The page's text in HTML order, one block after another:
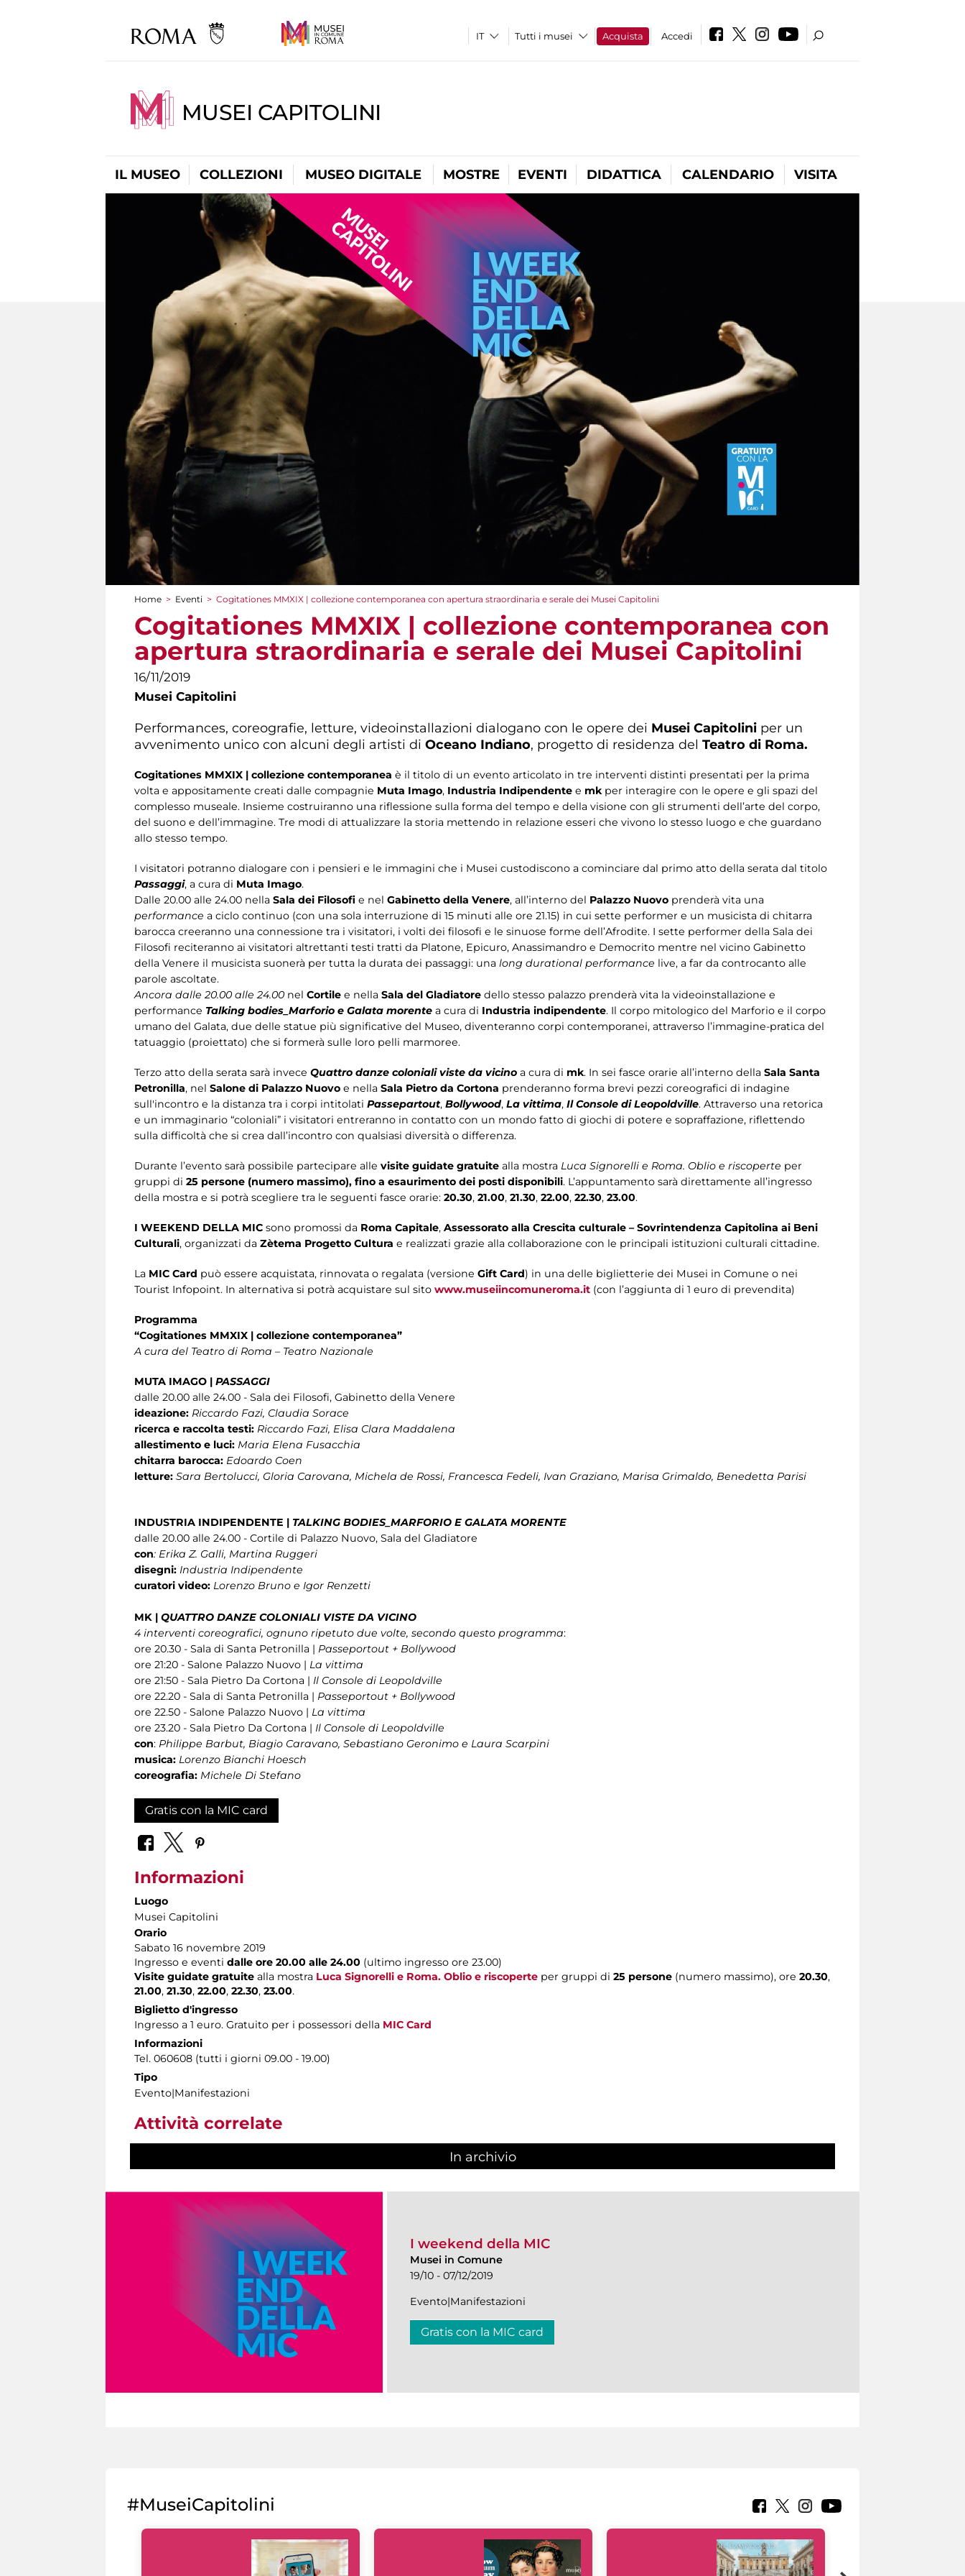
Tutti i musei Acquista Accedi
MUSEI CAPITOLINI
IL MUSEO COLLEZIONI MUSEO DIGITALE MOSTRE EVENTI DIDATTICA CALENDARIO VISITA
Tu sei qui
Home > Eventi > Cogitationes MMXIX | collezione contemporanea con apertura straordinaria e serale dei Musei Capitolini
Cogitationes MMXIX | collezione contemporanea con
apertura straordinaria e serale dei Musei Capitolini
16/11/2019
Musei Capitolini
Performances, coreografie, letture, videoinstallazioni dialogano con le opere dei Musei Capitolini per un
avvenimento unico con alcuni degli artisti di Oceano Indiano, progetto di residenza del Teatro di Roma.
Cogitationes MMXIX | collezione contemporanea è il titolo di un evento articolato in tre interventi distinti presentati per la prima
volta e appositamente creati dalle compagnie Muta Imago, Industria Indipendente e mkper interagire con le opere e gli spazi del
complesso museale. Insieme costruiranno una riflessione sulla forma del tempo e della visione con gli strumenti dell’arte del corpo,
del suono e dell’immagine. Tre modi di attualizzare la storia mettendo in relazione esseri che vivono lo stesso luogo e che guardano
allo stesso tempo.
I visitatori potranno dialogare con i pensieri e le immagini che i Musei custodiscono a cominciare dal primo atto della serata dal titolo
Passaggi, a cura di Muta Imago.
Dalle 20.00 alle 24.00 nella Sala dei Filosofi e nel Gabinetto della Venere, all’interno del Palazzo Nuovo prenderà vita una
performance a ciclo continuo (con una sola interruzione di 15 minuti alle ore 21.15) in cui sette performer e un musicista di chitarra
barocca creeranno una connessione tra i visitatori, i volti dei filosofi e le sinuose forme dell’Afrodite. I sette performer della Sala dei
Filosofi reciteranno ai visitatori altrettanti testi tratti da Platone, Epicuro, Anassimandro e Democrito mentre nel vicino Gabinetto
della Venere il musicista suonerà per tutta la durata dei passaggi: una long durational performance live, a far da controcanto alle
parole ascoltate.
Ancora dalle 20.00 alle 24.00 nel Cortile e nella Sala del Gladiatore dello stesso palazzo prenderà vita la videoinstallazione e
performance Talking bodies_Marforio e Galata morente a cura di Industria indipendente. Il corpo mitologico del Marforio e il corpo
umano del Galata, due delle statue più significative del Museo, diventeranno corpi contemporanei, attraverso l’immagine-pratica del
tatuaggio (proiettato) che si formerà sulle loro pelli marmoree.
Terzo atto della serata sarà invece Quattro danze coloniali viste da vicino a cura di mk. In sei fasce orarie all’interno della Sala Santa
Petronilla, nel Salone di Palazzo Nuovo e nella Sala Pietro da Cortona prenderanno forma brevi pezzi coreografici di indagine
sull'incontro e la distanza tra i corpi intitolati Passepartout, Bollywood, La vittima, Il Console di Leopoldville. Attraverso una retorica
e un immaginario “coloniali” i visitatori entreranno in contatto con un mondo fatto di giochi di potere e sopraffazione, riflettendo
sulla difficoltà che si crea dall’incontro con qualsiasi diversità o differenza.
Durante l’evento sarà possibile partecipare alle visite guidate gratuite alla mostra Luca Signorelli e Roma. Oblio e riscoperte per
gruppi di 25 persone (numero massimo), fino a esaurimento dei posti disponibili. L’appuntamento sarà direttamente all’ingresso
della mostra e si potrà scegliere tra le seguenti fasce orarie: 20.30, 21.00, 21.30, 22.00, 22.30, 23.00.
I WEEKEND DELLA MIC sono promossi da Roma Capitale, Assessorato alla Crescita culturale – Sovrintendenza Capitolina ai Beni
Culturali, organizzati da Zètema Progetto Cultura e realizzati grazie alla collaborazione con le principali istituzioni culturali cittadine.
La MIC Card può essere acquistata, rinnovata o regalata (versione Gift Card) in una delle biglietterie dei Musei in Comune o nei
Tourist Infopoint. In alternativa si potrà acquistare sul sito www.museiincomuneroma.it (con l’aggiunta di 1 euro di prevendita)
Programma
“Cogitationes MMXIX | collezione contemporanea”
A cura del Teatro di Roma – Teatro Nazionale
MUTA IMAGO | PASSAGGI
dalle 20.00 alle 24.00 - Sala dei Filosofi, Gabinetto della Venere
ideazione: Riccardo Fazi, Claudia Sorace
ricerca e raccolta testi: Riccardo Fazi, Elisa Clara Maddalena
allestimento e luci: Maria Elena Fusacchia
chitarra barocca: Edoardo Coen
letture: Sara Bertolucci, Gloria Carovana, Michela de Rossi, Francesca Fedeli, Ivan Graziano, Marisa Grimaldo, Benedetta Parisi
INDUSTRIA INDIPENDENTE | TALKING BODIES_MARFORIO E GALATA MORENTE
dalle 20.00 alle 24.00 - Cortile di Palazzo Nuovo, Sala del Gladiatore
con: Erika Z. Galli, Martina Ruggeri
disegni: Industria Indipendente
curatori video: Lorenzo Bruno e Igor Renzetti
MK | QUATTRO DANZE COLONIALI VISTE DA VICINO
4 interventi coreografici, ognuno ripetuto due volte, secondo questo programma:
ore 20.30 - Sala di Santa Petronilla | Passeportout + Bollywood
ore 21:20 - Salone Palazzo Nuovo | La vittima
ore 21:50 - Sala Pietro Da Cortona | Il Console di Leopoldville
ore 22.20 - Sala di Santa Petronilla | Passeportout + Bollywood
ore 22.50 - Salone Palazzo Nuovo | La vittima
ore 23.20 - Sala Pietro Da Cortona | Il Console di Leopoldville
con: Philippe Barbut, Biagio Caravano, Sebastiano Geronimo e Laura Scarpini
musica: Lorenzo Bianchi Hoesch
coreografia: Michele Di Stefano
Gratis con la MIC card
Informazioni
Luogo
Musei Capitolini
Orario
Sabato 16 novembre 2019
Ingresso e eventi dalle ore 20.00 alle 24.00 (ultimo ingresso ore 23.00)
Visite guidate gratuite alla mostra Luca Signorelli e Roma. Oblio e riscoperte per gruppi di 25 persone (numero massimo), ore 20.30,
21.00, 21.30, 22.00, 22.30, 23.00.
Biglietto d'ingresso
Ingresso a 1 euro. Gratuito per i possessori della MIC Card
Informazioni
Tel. 060608 (tutti i giorni 09.00 - 19.00)
Tipo
Evento|Manifestazioni
Attività correlate
In archivio
I weekend della MIC
Musei in Comune
19/10 - 07/12/2019
Evento|Manifestazioni
Gratis con la MIC card
#MuseiCapitolini